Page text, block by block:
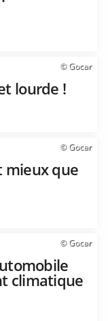
© Gocar
lourde !
© Gocar
mieux que
© Gocar
climatique